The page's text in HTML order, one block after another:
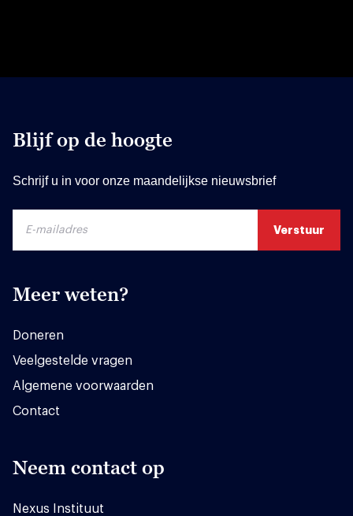
Blijf op de hoogte
Schrijf u in voor onze maandelijkse nieuwsbrief
Meer weten?
Doneren
Veelgestelde vragen
Algemene voorwaarden
Contact
Neem contact op
Nexus Instituut